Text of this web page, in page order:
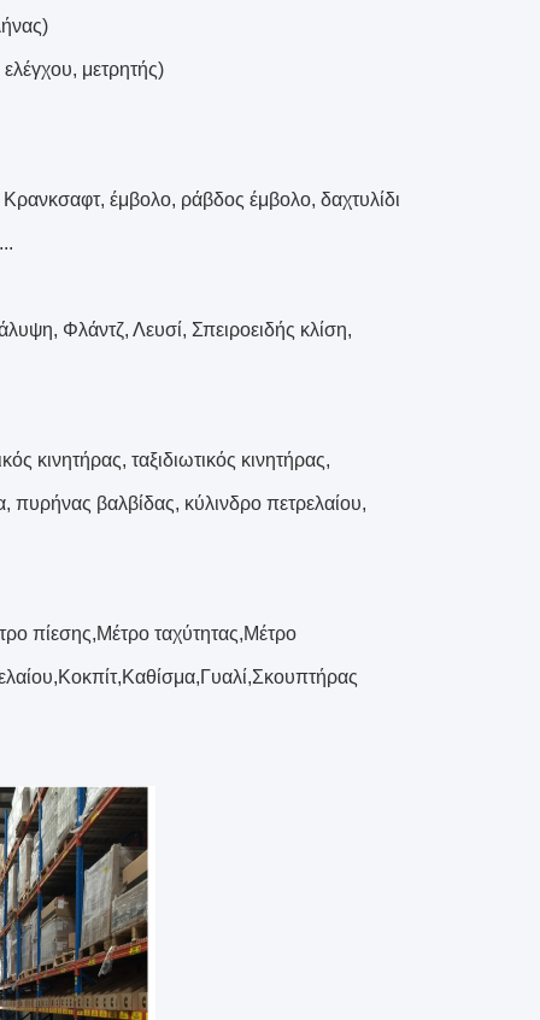
μετρητής)
έμβολο, ράβδος έμβολο, δαχτυλίδι
Φλάντζ, Λευσί, Σπειροειδής κλίση,
κινητήρας, ταξιδιωτικός κινητήρας,
πυρήνας βαλβίδας, κύλινδρο πετρελαίου,
πίεσης,Μέτρο ταχύτητας,Μέτρο